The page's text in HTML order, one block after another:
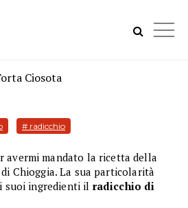
Ciosota
# radicchio
avermi mandato la ricetta della
Chioggia. La sua particolarità
suoi ingredienti il radicchio di